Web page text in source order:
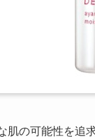
肌の可能性を追